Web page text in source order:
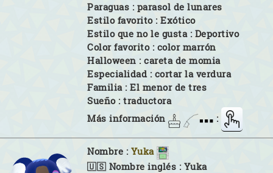
Paraguas : parasol de lunares
Estilo favorito : Exótico
Estilo que no le gusta : Deportivo
Color favorito : color marrón
Halloween : careta de momia
Especialidad : cortar la verdura
Familia : El menor de tres
Sueño : traductora
Más información
:
Nombre : Yuka
🇺🇸 Nombre inglés : Yuka